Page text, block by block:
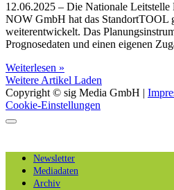
12.06.2025 – Die Nationale
NOW GmbH hat das StandortTOOL
weiterentwickelt. Das
Prognosedaten und einen eigenen
Weiterlesen »
Weitere Artikel Laden
Copyright © sig Media GmbH |
Cookie-Einstellungen
Newsletter
Mediadaten
Archiv